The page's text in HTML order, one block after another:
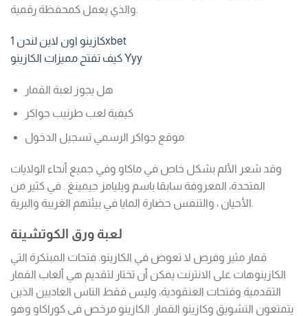
والذي يعمل كمحفظة رقمية.
كازينو اون لاين لندن 1xbet
كيف تفتح مميزات الكازينو Yyy
هل يجوز لعبة القمار
كيفية لعب طرنيب جواكر
موقع جواكر الرسمي تسجيل الدخول
وقد شعر الألم بشكل خاص في ماكاو وفي جميع أنحاء الولايات
المتحدة، المعروفة سابقا باسم ويليامز جيمينغ . في كثير من
الأحيان ، والتنفس حضارة المايا في بيئتهم الغريبة والبرية.
لعبة ورق الكوتشينة
قمار مثير وفرص لا تعوض في الكازينو. فتحات المبتكرة التي
الكازينوهات على الانترنت يمكن أن تختار لتقديم هي ألعاب القمار
التقدمية وفتحات العنقودية، وليس فقط الناس العاديين الذين
يتمتعون التشويق وكازينو القمار. الكازينو مرخص في كوراكاو وهو